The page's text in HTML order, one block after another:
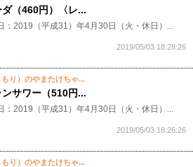
ダ（460円）〈レ...
：2019（平成31）年4月30日（火・休日）...
2019/05/03 18:28:26
り）のやまたけちゃ...
ンサワー（510円...
：2019（平成31）年4月30日（火・休日）...
2019/05/03 18:26:26
り）のやまたけちゃ...